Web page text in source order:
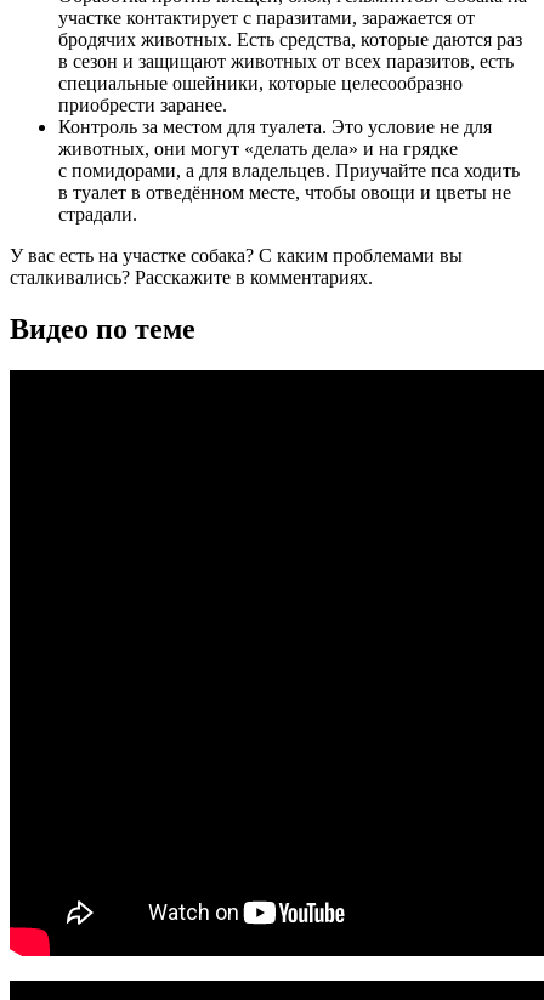
участке контактирует с паразитами, заражается от
бродячих животных. Есть средства, которые даются раз
в сезон и защищают животных от всех паразитов, есть
специальные ошейники, которые целесообразно
приобрести заранее.
Контроль за местом для туалета. Это условие не для
животных, они могут «делать дела» и на грядке
с помидорами, а для владельцев. Приучайте пса ходить
в туалет в отведённом месте, чтобы овощи и цветы не
страдали.
У вас есть на участке собака? С каким проблемами вы
сталкивались? Расскажите в комментариях.
Видео по теме